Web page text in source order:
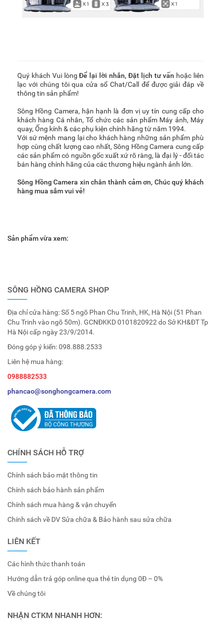
Quý khách Vui lòng Để lại lời nhắn, Đặt lịch tư vấn hoặc liên
lạc với chúng tôi qua cửa sổ Chat/Call để được giải đáp về
thông tin sản phẩm!
Sông Hồng Camera, hận hạnh là đơn vị uy tín cung cấp cho
khách hàng Cá nhân, Tổ chức các sản phẩm Máy ảnh, Máy
quay, Ống kính & các phụ kiện chính hãng từ năm 1994.
Với sứ mệnh mang lại cho khách hàng những sản phẩm phù
hợp cùng chất lượng cao nhất, Sông Hồng Camera cung cấp
các sản phẩm có nguồn gốc xuất xứ rõ ràng, là đại lý - đối tác
bán hàng chính hãng của các thương hiệu ngành ảnh lớn.
Sông Hồng Camera xin chân thành cảm ơn, Chúc quý khách
hàng mua sắm vui vẻ!
Sản phẩm vừa xem:
SÔNG HỒNG CAMERA SHOP
Địa chỉ cửa hàng: Số 5 ngõ Phan Chu Trinh, HK, Hà Nội (51 Phan
Chu Trinh vào ngõ 50m). GCNĐKKD 0101820922 do Sở KH&ĐT Tp
Hà Nội cấp ngày 23/9/2014.
Đóng góp ý kiến:098.888.2533
Liên hệ mua hàng:
0988882533
phancao@songhongcamera.com
CHÍNH SÁCH HỖ TRỢ
Chính sách bảo mật thông tin
Chính sách bảo hành sản phẩm
Chính sách mua hàng & vận chuyển
Chính sách về DV Sửa chữa & Bảo hành sau sửa chữa
LIÊN KẾT
Các hình thức thanh toán
Hướng dẫn trả góp online qua thẻ tín dụng 0Đ – 0%
Về chúng tôi
NHẬN CTKM NHANH HƠN: